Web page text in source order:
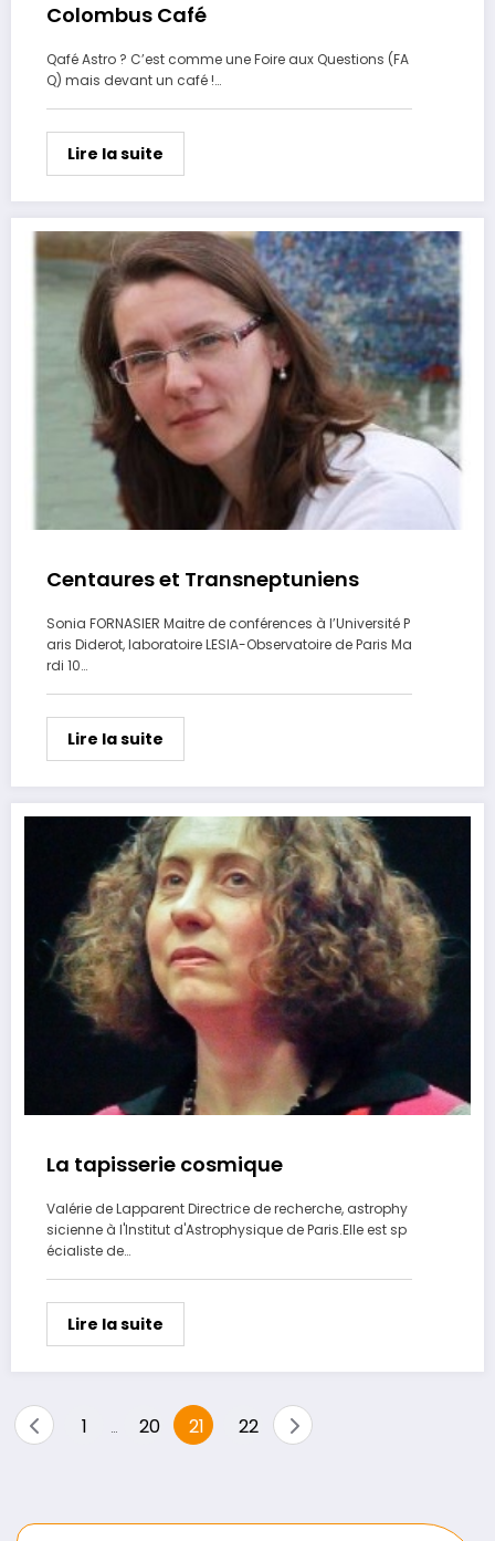
Colombus Café
Qafé Astro ? C’est comme une Foire aux Questions (FA
Q) mais devant un café !…
Lire la suite
Centaures et Transneptuniens
Sonia FORNASIER Maitre de conférences à l’Université P
aris Diderot, laboratoire LESIA-Observatoire de Paris Ma
rdi 10…
Lire la suite
La tapisserie cosmique
Valérie de Lapparent Directrice de recherche, astrophy
sicienne à l'Institut d'Astrophysique de Paris.Elle est sp
écialiste de…
Lire la suite
Pagination
1 … 20 21 22